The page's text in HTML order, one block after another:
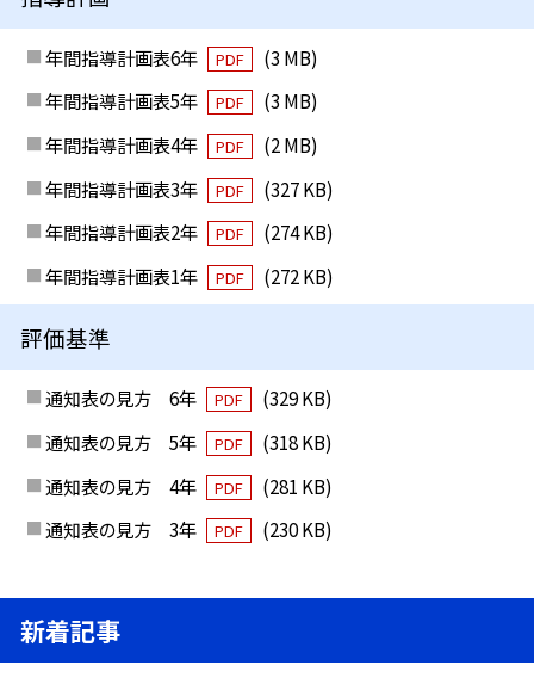
年間指導計画表6年 PDF
(3 MB)
年間指導計画表5年
PDF
(3 MB)
年間指導計画表4年
PDF
(2 MB)
年間指導計画表3年
PDF
(327 KB)
年間指導計画表2年
PDF
(274 KB)
年間指導計画表1年
PDF (272 KB)
評価基準
通知表の見方 6年 PDF
(329 KB)
通知表の見方 5年
PDF
(318 KB)
通知表の見方 4年
PDF
(281 KB)
通知表の見方 3年
PDF (230 KB)
新着記事